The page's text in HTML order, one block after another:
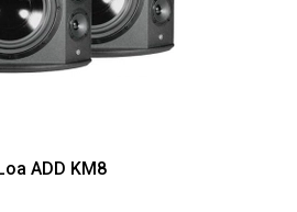
ADD KM8